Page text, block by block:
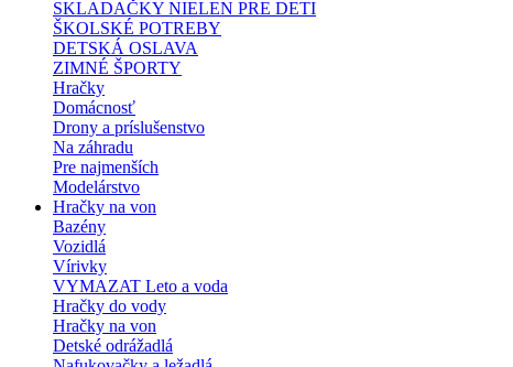
SKLADAČKY NIELEN PRE DETI
ŠKOLSKÉ POTREBY
DETSKÁ OSLAVA
ZIMNÉ ŠPORTY
Hračky
Domácnosť
Drony a príslušenstvo
Na záhradu
Pre najmenších
Modelárstvo
Hračky na von
Bazény
Vozidlá
Vírivky
VYMAZAT Leto a voda
Hračky do vody
Hračky na von
Detské odrážadlá